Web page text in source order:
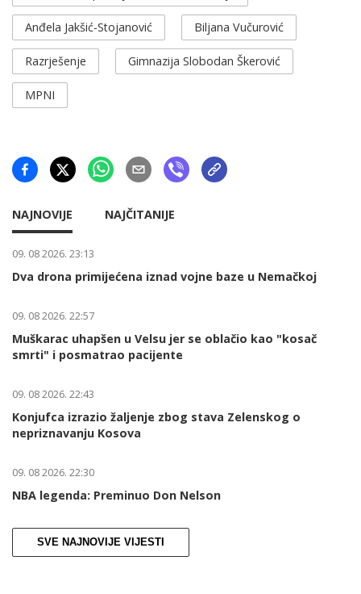
Anđela Jakšić-Stojanović Biljana Vučurović
Razrješenje Gimnazija Slobodan Škerović
MPNI
NAJNOVIJE NAJČITANIJE
09. 08 2026. 23:13
Dva drona primijećena iznad vojne baze u Nemačkoj
09. 08 2026. 22:57
Muškarac uhapšen u Velsu jer se oblačio kao "kosač
smrti" i posmatrao pacijente
09. 08 2026. 22:43
Konjufca izrazio žaljenje zbog stava Zelenskog o
nepriznavanju Kosova
09. 08 2026. 22:30
NBA legenda: Preminuo Don Nelson
SVE NAJNOVIJE VIJESTI